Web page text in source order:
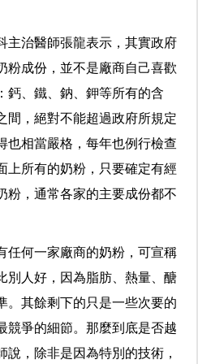
主治醫師張龍表示，其實政府
粉成份，並不是廠商自己喜歡
鈣、鐵、鈉、鉀等所有的含
間，絕對不能超過政府所規定
也相當嚴格，每年也例行檢查
上所有的奶粉，只要確定有經
粉，通常各家的主要成份都不
任何一家廠商的奶粉，可宣稱
別人好，因為脂肪、熱量、醣
。其餘剩下的只是一些次要的
競爭的細節。那麼到底是否越
說，除非是因為特別的技術，